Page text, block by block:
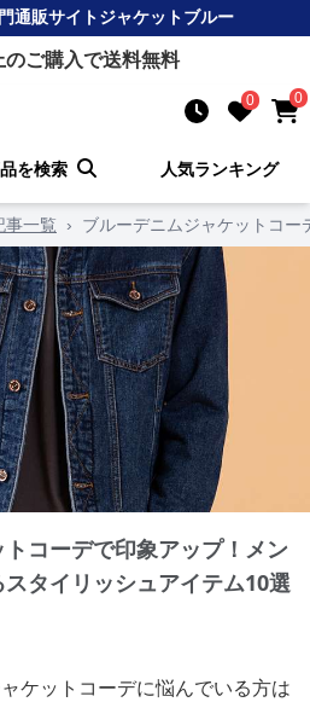
通販サイトジャケットブルー
のご購入で送料無料
0 0
を検索 人気ランキング
事一覧 › ブルーデニムジャケットコ
コーデで印象アップ！メン
タイリッシュアイテム10選
ケットコーデに悩んでいる方は